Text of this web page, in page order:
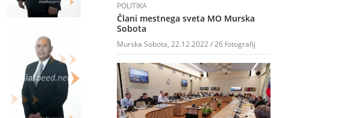
POLITIKA
Člani mestnega sveta MO Murska
Sobota
Murska Sobota, 22.12.2022 / 26 fotografij